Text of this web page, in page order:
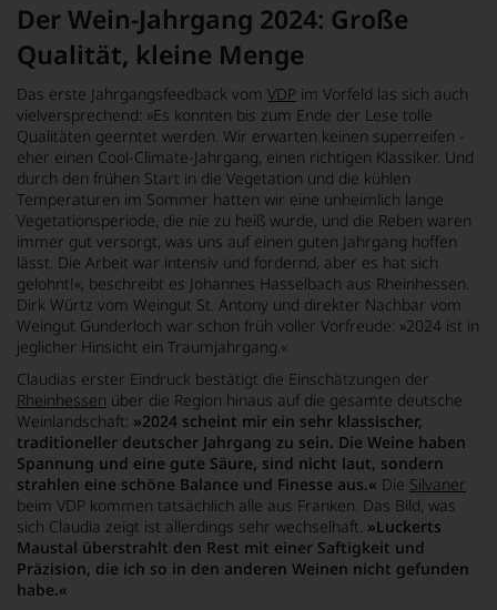
Der Wein-Jahrgang 2024: Große
Qualität, kleine Menge
Das erste Jahrgangsfeedback vom VDP im Vorfeld las sich auch
vielversprechend: »Es konnten bis zum Ende der Lese tolle
Qualitäten geerntet werden. Wir erwarten keinen superreifen -
eher einen Cool-Climate-Jahrgang, einen richtigen Klassiker. Und
durch den frühen Start in die Vegetation und die kühlen
Temperaturen im Sommer hatten wir eine unheimlich lange
Vegetationsperiode, die nie zu heiß wurde, und die Reben waren
immer gut versorgt, was uns auf einen guten Jahrgang hoffen
lässt. Die Arbeit war intensiv und fordernd, aber es hat sich
gelohnt!«, beschreibt es Johannes Hasselbach aus Rheinhessen.
Dirk Würtz vom Weingut St. Antony und direkter Nachbar vom
Weingut Gunderloch war schon früh voller Vorfreude: »2024 ist in
jeglicher Hinsicht ein Traumjahrgang.«
Claudias erster Eindruck bestätigt die Einschätzungen der
Rheinhessen über die Region hinaus auf die gesamte deutsche
Weinlandschaft: »2024 scheint mir ein sehr klassischer,
traditioneller deutscher Jahrgang zu sein. Die Weine haben
Spannung und eine gute Säure, sind nicht laut, sondern
strahlen eine schöne Balance und Finesse aus.« Die Silvaner
beim VDP kommen tatsächlich alle aus Franken. Das Bild, was
sich Claudia zeigt ist allerdings sehr wechselhaft. »Luckerts
Maustal überstrahlt den Rest mit einer Saftigkeit und
Präzision, die ich so in den anderen Weinen nicht gefunden
habe.«